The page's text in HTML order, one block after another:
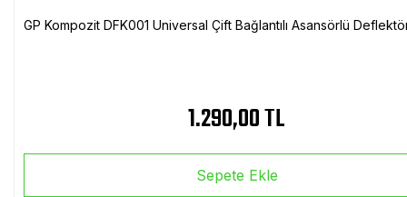
GP Kompozit DFK001 Universal Çift Bağlantılı Asansörlü
1.290,00 TL
Sepete Ekle